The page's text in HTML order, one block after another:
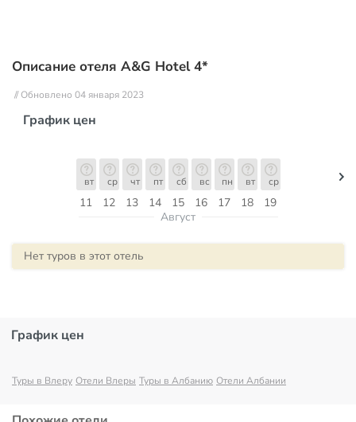
Описание отеля A&G Hotel 4*
// Обновлено 04 января 2023
График цен
11
вт
12
ср
13
чт
14
пт
15
сб
16
вс
17
пн
18
вт
19
ср
Август
Нет туров в этот отель
График цен
Туры в Влеру Отели Влеры Туры в Албанию Отели Албании